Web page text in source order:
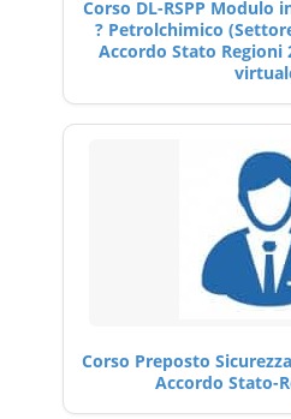
Corso DL-RSPP Modulo
? Petrolchimico
Accordo Stato Regioni
Corso Preposto
Accordo Stato-